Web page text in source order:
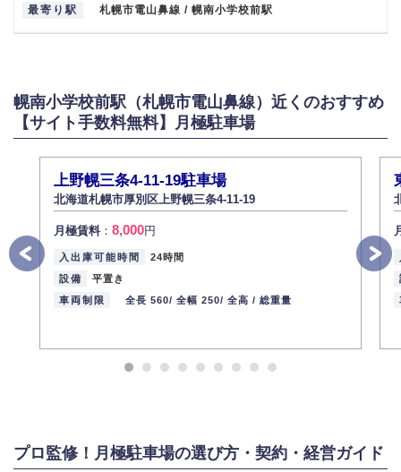
最寄り駅
札幌市電山鼻線 / 幌南小学校前駅
幌南小学校前駅（札幌市電山鼻線）近くのおすすめ
【サイト手数料無料】月極駐車場
上野幌三条4-11-19駐車場
北海道札幌市厚別区上野幌三条4-11-19
月極賃料： 8,000円
入出庫可能時間
24時間
設備
平置き
車両制限
全長 560/ 全幅 250/ 全高 / 総重量
プロ監修！月極駐車場の選び方・契約・経営ガイド